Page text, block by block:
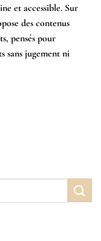
et accessible. Sur
des contenus
pensés pour
sans jugement ni